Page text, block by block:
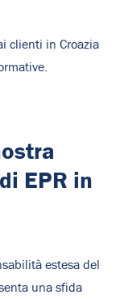
clienti in Croazia
EPR in
estesa del
una sfida